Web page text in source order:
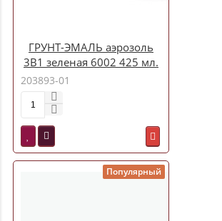
ГРУНТ-ЭМАЛЬ аэрозоль
3В1 зеленая 6002 425 мл.
203893-01
Популярный